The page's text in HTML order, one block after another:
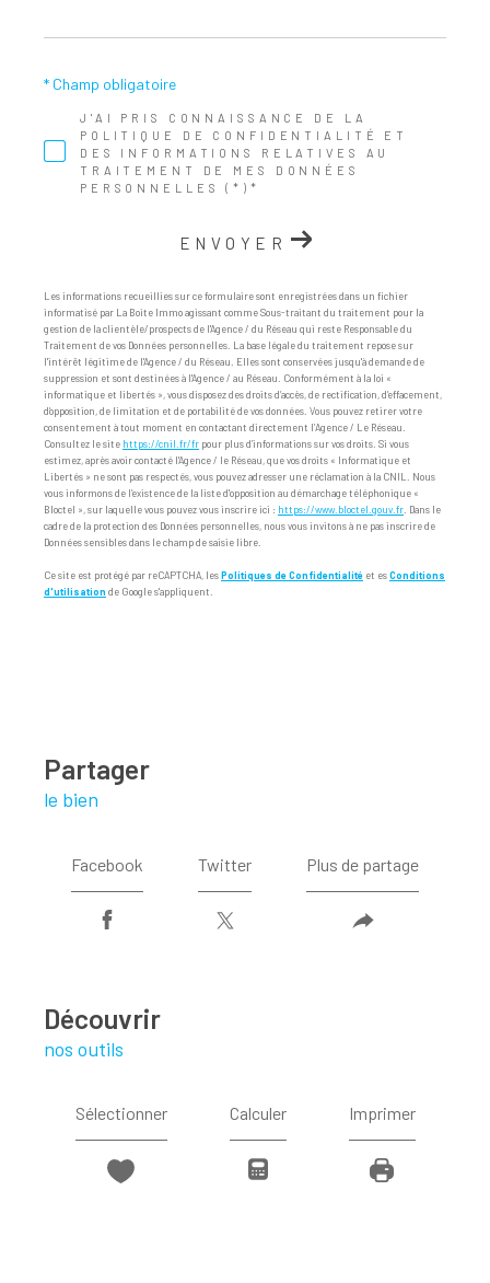
J'AI PRIS CONNAISSANCE DE LA
POLITIQUE DE CONFIDENTIALITÉ ET
DES INFORMATIONS RELATIVES AU
TRAITEMENT DE MES DONNÉES
PERSONNELLES (*)*
* Champ obligatoire
ENVOYER
Les informations recueillies sur ce formulaire sont enregistrées dans un fichier
informatisé par La Boite Immo agissant comme Sous-traitant du traitement pour la
gestion de la clientèle/prospects de l'Agence / du Réseau qui reste Responsable du
Traitement de vos Données personnelles. La base légale du traitement repose sur
l'intérêt légitime de l'Agence / du Réseau. Elles sont conservées jusqu'à demande de
suppression et sont destinées à l'Agence / au Réseau. Conformément à la loi «
informatique et libertés », vous disposez des droits d’accès, de rectification, d’effacement,
d’opposition, de limitation et de portabilité de vos données. Vous pouvez retirer votre
consentement à tout moment en contactant directement l’Agence / Le Réseau.
Consultez le site https://cnil.fr/fr pour plus d’informations sur vos droits. Si vous
estimez, après avoir contacté l'Agence / le Réseau, que vos droits « Informatique et
Libertés » ne sont pas respectés, vous pouvez adresser une réclamation à la CNIL. Nous
vous informons de l’existence de la liste d'opposition au démarchage téléphonique «
Bloctel », sur laquelle vous pouvez vous inscrire ici : https://www.bloctel.gouv.fr. Dans le
cadre de la protection des Données personnelles, nous vous invitons à ne pas inscrire de
Données sensibles dans le champ de saisie libre.
Ce site est protégé par reCAPTCHA, lesPolitiques de Confidentialité et esConditions
d'utilisation de Google s'appliquent.
partager
le bien
Facebook Twitter Plus de partage
découvrir
nos outils
Sélectionner Calculer Imprimer